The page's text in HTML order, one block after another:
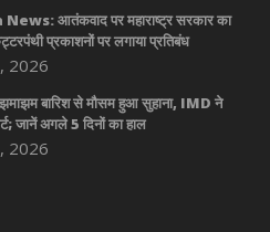
आतंकवाद पर महाराष्ट्र सरकार का
प्रकाशनों पर लगाया प्रतिबंध
2026
बारिश से मौसम हुआ सुहाना, IMD ने
जानें अगले 5 दिनों का हाल
2026